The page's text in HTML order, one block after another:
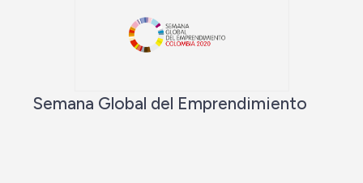
Semana Global del Emprendimiento